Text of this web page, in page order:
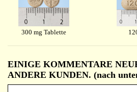
300 mg Tablette
EINIGE KOMMENTARE
ANDERE KUNDEN. (nach